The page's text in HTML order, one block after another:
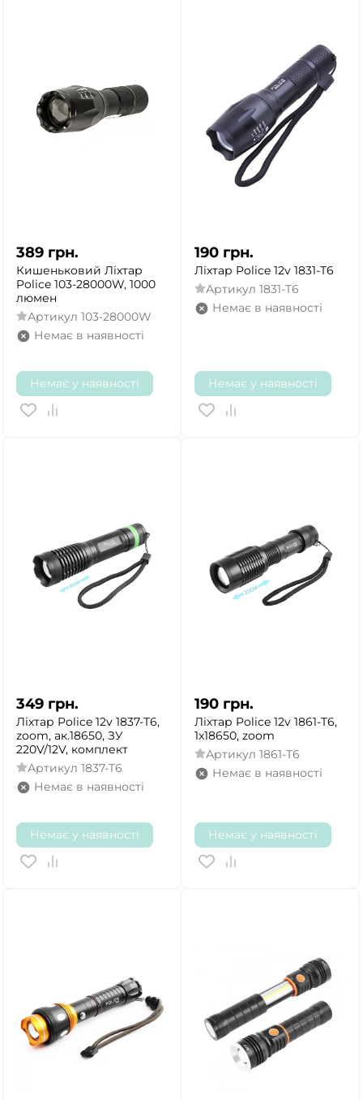
389 грн.
Кишеньковий Ліхтар
Police 103-28000W, 1000
люмен
Артикул 103-28000W
Немає в наявності
Немає у наявності
190 грн.
Ліхтар Police 12v 1831-T6
Артикул 1831-T6
Немає в наявності
Немає у наявності
349 грн.
Ліхтар Police 12v 1837-T6,
zoom, ак.18650, ЗУ
220V/12V, комплект
Артикул 1837-T6
Немає в наявності
Немає у наявності
190 грн.
Ліхтар Police 12v 1861-T6,
1x18650, zoom
Артикул 1861-T6
Немає в наявності
Немає у наявності